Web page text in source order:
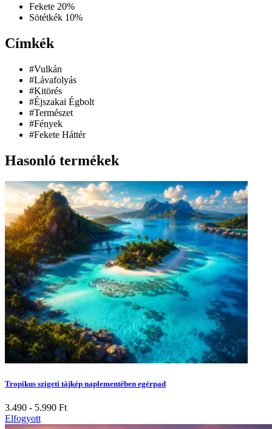
Fekete 20%
Sötétkék 10%
Címkék
#Vulkán
#Lávafolyás
#Kitörés
#Éjszakai Égbolt
#Természet
#Fények
#Fekete Háttér
Hasonló termékek
Tropikus szigeti tájkép naplementében egérpad
3.490 - 5.990 Ft
Elfogyott